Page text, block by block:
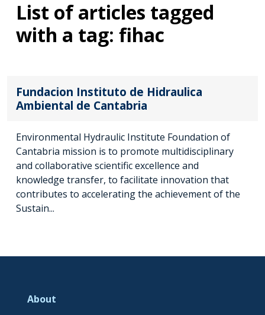
List of articles tagged
with a tag: fihac
Fundacion Instituto de Hidraulica
Ambiental de Cantabria
Environmental Hydraulic Institute Foundation of
Cantabria mission is to promote multidisciplinary
and collaborative scientific excellence and
knowledge transfer, to facilitate innovation that
contributes to accelerating the achievement of the
Sustain...
About